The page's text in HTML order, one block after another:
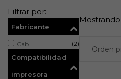
Tintas
Lectores
Marcaje
Filtrar por:
Fabricante
Cab (2)
Compatibilidad
impresora